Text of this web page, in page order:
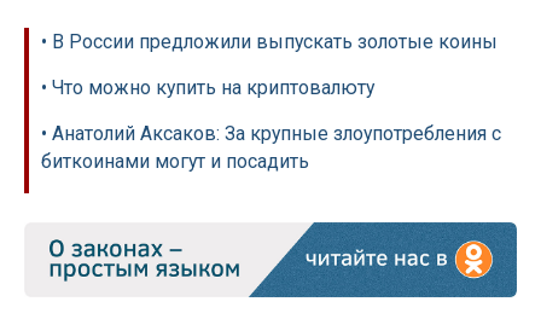
• В России предложили выпускать золотые коины
• Что можно купить на криптовалюту
• Анатолий Аксаков: За крупные злоупотребления с
биткоинами могут и посадить